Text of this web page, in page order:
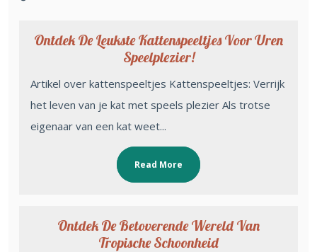
Ontdek De Leukste Kattenspeeltjes Voor Uren
Speelplezier!
Artikel over kattenspeeltjes Kattenspeeltjes: Verrijk
het leven van je kat met speels plezier Als trotse
eigenaar van een kat weet...
Read More
Ontdek De Betoverende Wereld Van
Tropische Schoonheid